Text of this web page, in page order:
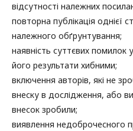
відсутності належних
повторна публікація однієї
належного обґрунтування;
наявність суттєвих
його результати хибними;
включення авторів, які не
внеску в дослідження, або
внесок зробили;
виявлення недоброчесного